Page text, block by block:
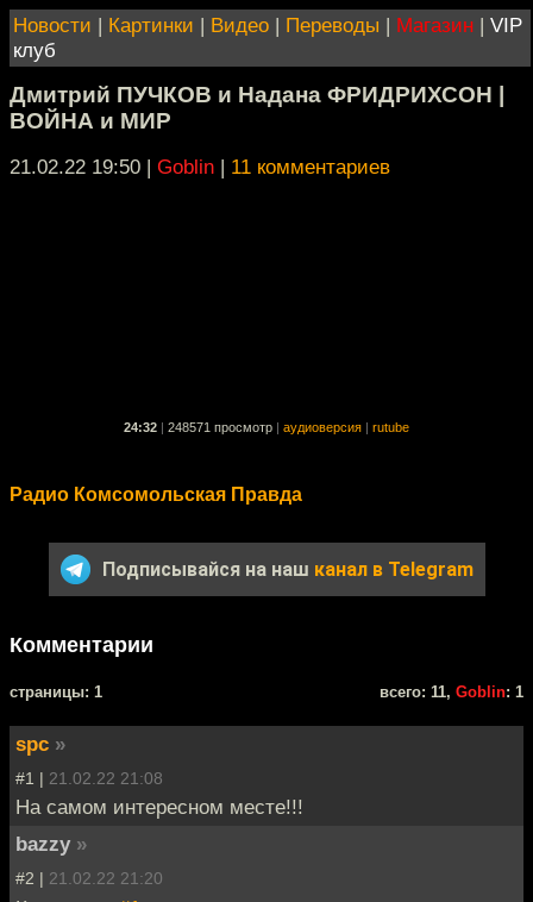
Новости | Картинки | Видео | Переводы | Магазин | VIP
клуб
Дмитрий ПУЧКОВ и Надана ФРИДРИХСОН |
ВОЙНА и МИР
21.02.22 19:50 | Goblin | 11 комментариев
24:32 248571 просмотр аудиоверсия rutube
Радио Комсомольская Правда
Подписывайся на наш канал в Telegram
Комментарии
cтраницы: 1 всего: 11, Goblin: 1
spc »
#1 | 21.02.22 21:08
На самом интересном месте!!!
bazzy »
#2 | 21.02.22 21:20